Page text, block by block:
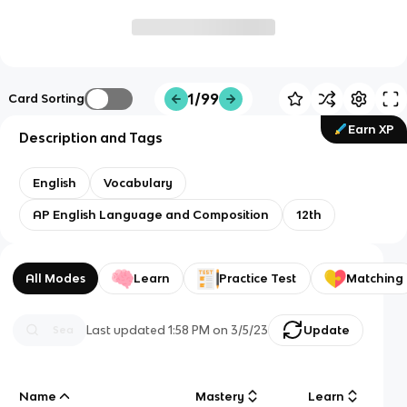
Card Sorting 1/99
Earn XP
Description and Tags
English Vocabulary
AP English Language and Composition 12th
All Modes Learn Practice Test Matching
Last updated1:58 PM on 3/5/23 Update
Name Mastery Learn